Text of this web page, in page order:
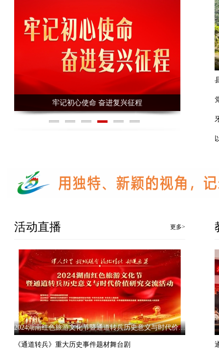
牢记初心使命 奋进复兴征程
活动直播 更多>
2024湖南红色旅游文化节暨通道转兵历史意义与时代价值研究交流活动
《通道转兵》重大历史事件题材舞台剧